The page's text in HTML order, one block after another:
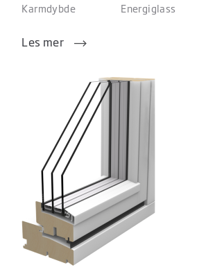
Karmdybde
Energiglass
Les mer